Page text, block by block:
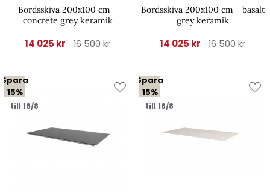
Bordsskiva 200x100 cm -
concrete grey keramik
14 025 kr 16 500 kr
Bordsskiva 200x100 cm - basalt
grey keramik
14 025 kr 16 500 kr
Spara
15%
till 16/8
Spara
15%
till 16/8